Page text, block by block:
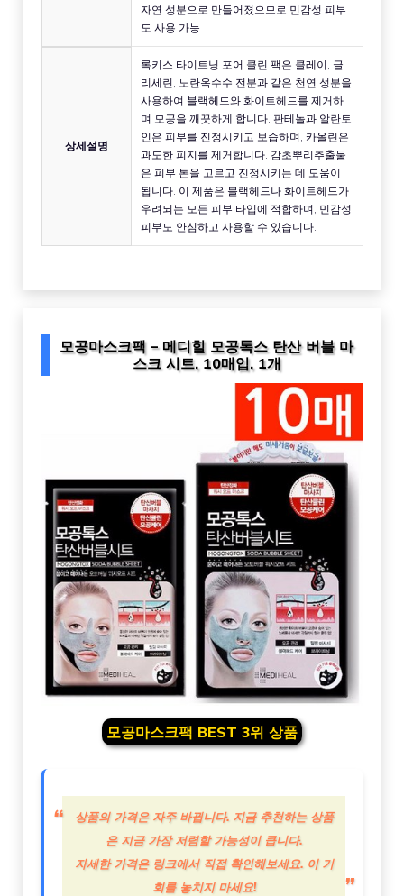
자연 성분으로 만들어졌으므로 민감성 피부
도 사용 가능
상세설명
록키스 타이트닝 포어 클린 팩은 클레이, 글
리세린, 노란옥수수 전분과 같은 천연 성분을
사용하여 블랙헤드와 화이트헤드를 제거하
며 모공을 깨끗하게 합니다. 판테놀과 알란토
인은 피부를 진정시키고 보습하며, 카올린은
과도한 피지를 제거합니다. 감초뿌리추출물
은 피부 톤을 고르고 진정시키는 데 도움이
됩니다. 이 제품은 블랙헤드나 화이트헤드가
우려되는 모든 피부 타입에 적합하며, 민감성
피부도 안심하고 사용할 수 있습니다.
모공마스크팩 – 메디힐 모공톡스 탄산 버블 마
스크 시트, 10매입, 1개
모공마스크팩 BEST 3위 상품
상품의 가격은 자주 바뀝니다. 지금 추천하는 상품
은 지금 가장 저렴할 가능성이 큽니다.
자세한 가격은 링크에서 직접 확인해보세요. 이 기
회를 놓치지 마세요!